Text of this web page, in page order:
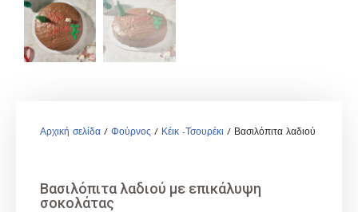
Αρχική σελίδα / Φούρνος / Κέικ -Τσουρέκι / Βασιλόπιτα λαδιού με
Βασιλόπιτα λαδιού με επικάλυψη
σοκολάτας